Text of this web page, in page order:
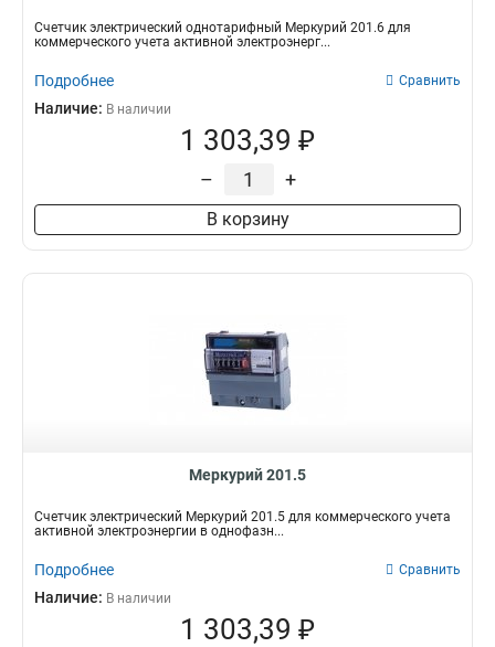
Счетчик электрический однотарифный Меркурий 201.6 для
коммерческого учета активной электроэнерг...
Подробнее Сравнить
Наличие: В наличии
1 303,39 ₽
– +
В корзину
Меркурий 201.5
Счетчик электрический Меркурий 201.5 для коммерческого учета
активной электроэнергии в однофазн...
Подробнее Сравнить
Наличие: В наличии
1 303,39 ₽